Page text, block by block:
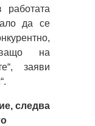
работата
да се
на
заяви
“.
следва